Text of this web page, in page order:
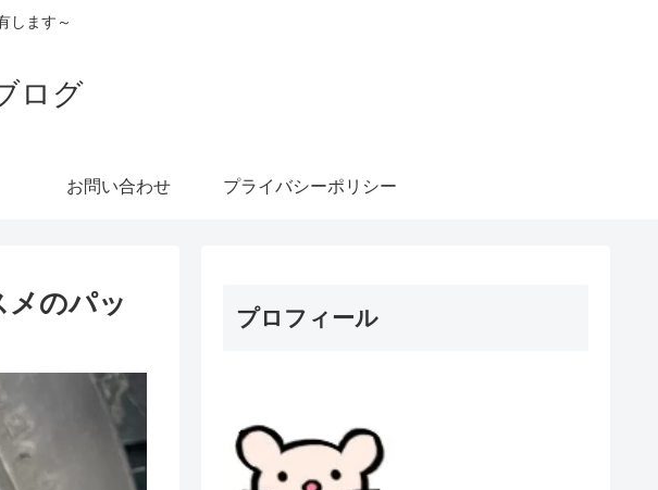
します～
ログ
お問い合わせ プライバシーポリシー
のパッ
プロフィール